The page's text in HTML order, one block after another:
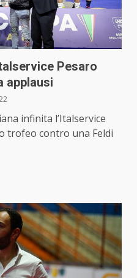
Pesaro
applausi
infinita l’Italservice
trofeo contro una Feldi